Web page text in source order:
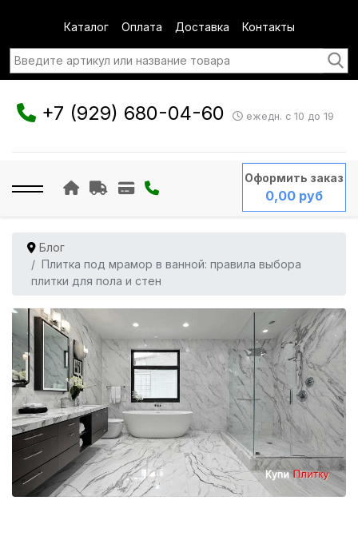
Каталог Оплата Доставка Контакты
+7 (929) 680-04-60 ежедн. с 10 до 19
Оформить заказ
0,00 руб
Блог
Плитка под мрамор в ванной: правила выбора
плитки для пола и стен